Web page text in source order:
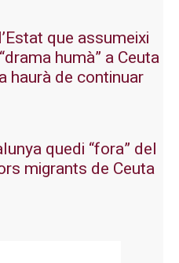
que assumeixi
humà” a Ceuta
haurà de continuar
quedi “fora” del
migrants de Ceuta